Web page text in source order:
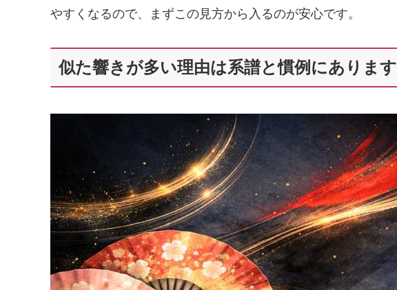
やすくなるので、まずこの見方から入るのが安心です。
似た響きが多い理由は系譜と慣例にあります